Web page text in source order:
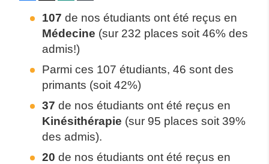
107 de nos étudiants ont été reçus en
Médecine (sur 232 places soit 46% des
admis!)
Parmi ces 107 étudiants, 46 sont des
primants (soit 42%)
37 de nos étudiants ont été reçus en
Kinésithérapie (sur 95 places soit 39%
des admis).
20 de nos étudiants ont été reçus en